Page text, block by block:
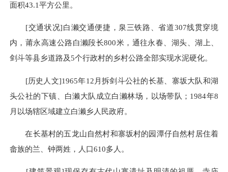
面积43.1平方公里。
[交通状况]白濑交通便捷，泉三铁路、省道307线贯穿境
内，莆永高速公路白濑段长800米，通往永春、湖头、湖上、
剑斗等县乡道路及5个行政村的乡村公路全部实现水泥硬化。
[历史人文]1965年12月拆剑斗公社的长基、寨坂大队和湖
头公社的下镇、白濑大队成立白濑林场，以场带队；1984年8
月以场辖区域建立白濑乡人民政府。
在长基村的五龙山自然村和寨坂村的园潭仔自然村居住着
畲族的兰、钟两姓，人口610多人。